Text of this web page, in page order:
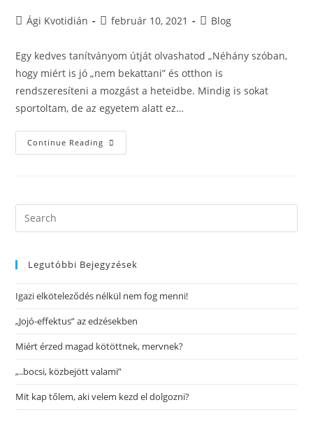
Ági Kvotidián február 10, 2021 Blog
Egy kedves tanítványom útját olvashatod „Néhány szóban,
hogy miért is jó „nem bekattani” és otthon is
rendszeresíteni a mozgást a heteidbe. Mindig is sokat
sportoltam, de az egyetem alatt ez…
Continue Reading
Legutóbbi Bejegyzések
Igazi elköteleződés nélkül nem fog menni!
„Jojó-effektus” az edzésekben
Miért érzed magad kötöttnek, mervnek?
„..bocsi, közbejött valami”
Mit kap tőlem, aki velem kezd el dolgozni?